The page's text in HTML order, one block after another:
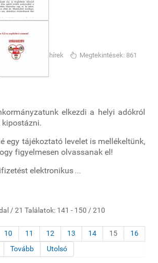
Önkormányzati hírek Megtekintések: 861
elkezdi a helyi adókról
kipostázni.
egy tájékoztató levelet is mellékeltünk,
figyelmesen olvassanak el!
elektronikus ...
/ 21 Találatok: 141 - 150 / 210
10 11 12 13 14 15
16
Tovább Utolsó